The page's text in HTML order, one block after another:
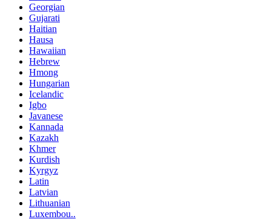
Georgian
Gujarati
Haitian
Hausa
Hawaiian
Hebrew
Hmong
Hungarian
Icelandic
Igbo
Javanese
Kannada
Kazakh
Khmer
Kurdish
Kyrgyz
Latin
Latvian
Lithuanian
Luxembou..